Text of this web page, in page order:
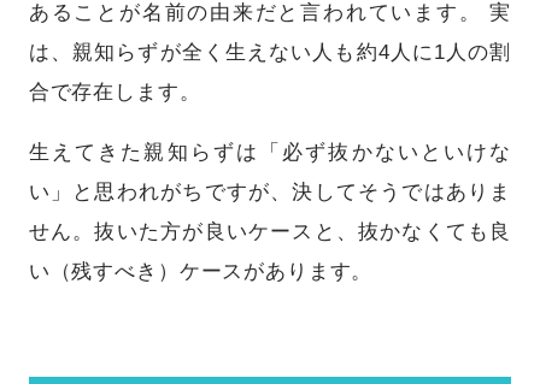
あることが名前の由来だと言われています。 実
は、親知らずが全く生えない人も約4人に1人の割
合で存在します。
生えてきた親知らずは「必ず抜かないといけな
い」と思われがちですが、決してそうではありま
せん。抜いた方が良いケースと、抜かなくても良
い（残すべき）ケースがあります。